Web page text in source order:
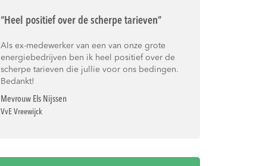
“Heel positief over de scherpe tarieven”
Als ex-medewerker van een van onze grote
energiebedrijven ben ik heel positief over de
scherpe tarieven die jullie voor ons bedingen.
Bedankt!
Mevrouw Els Nijssen
VvE Vreewijck